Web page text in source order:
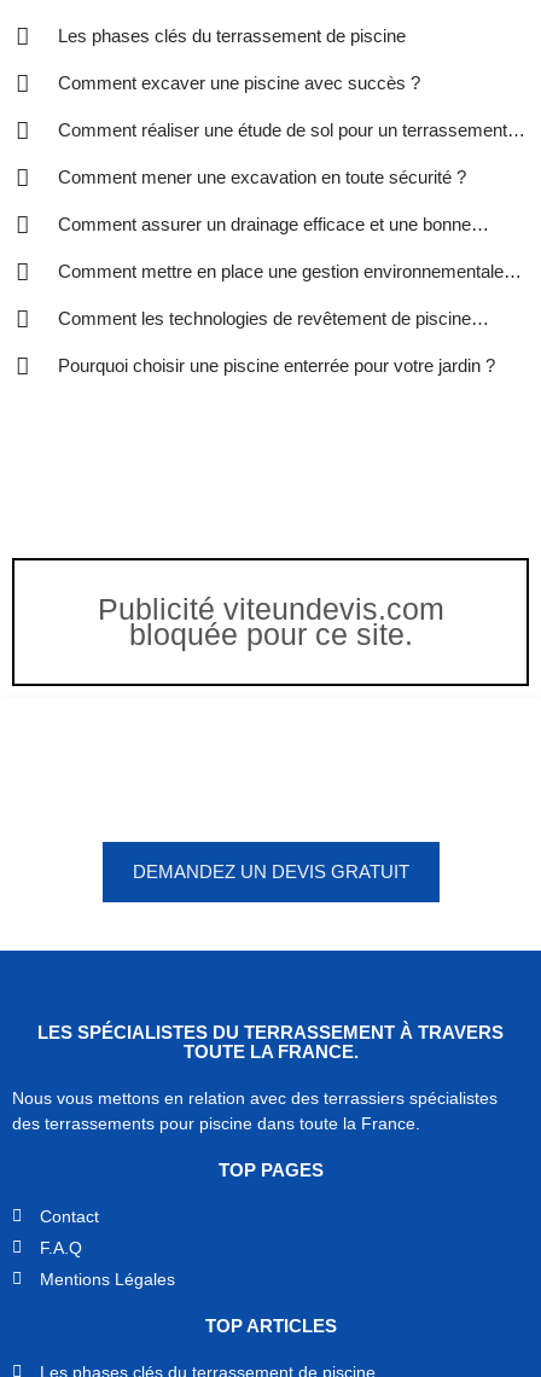
Les phases clés du terrassement de piscine
Comment excaver une piscine avec succès ?
Comment réaliser une étude de sol pour un terrassement
Comment mener une excavation en toute sécurité ?
Comment assurer un drainage efficace et une bonne
Comment mettre en place une gestion environnementale
Comment les technologies de revêtement de piscine
Pourquoi choisir une piscine enterrée pour votre jardin ?
Publicité viteundevis.com
bloquée pour ce site.
DEMANDEZ UN DEVIS GRATUIT
LES SPÉCIALISTES DU TERRASSEMENT À TRAVERS
TOUTE LA FRANCE.
Nous vous mettons en relation avec des terrassiers spécialistes
des terrassements pour piscine dans toute la France.
TOP PAGES
Contact
F.A.Q
Mentions Légales
TOP ARTICLES
Les phases clés du terrassement de piscine